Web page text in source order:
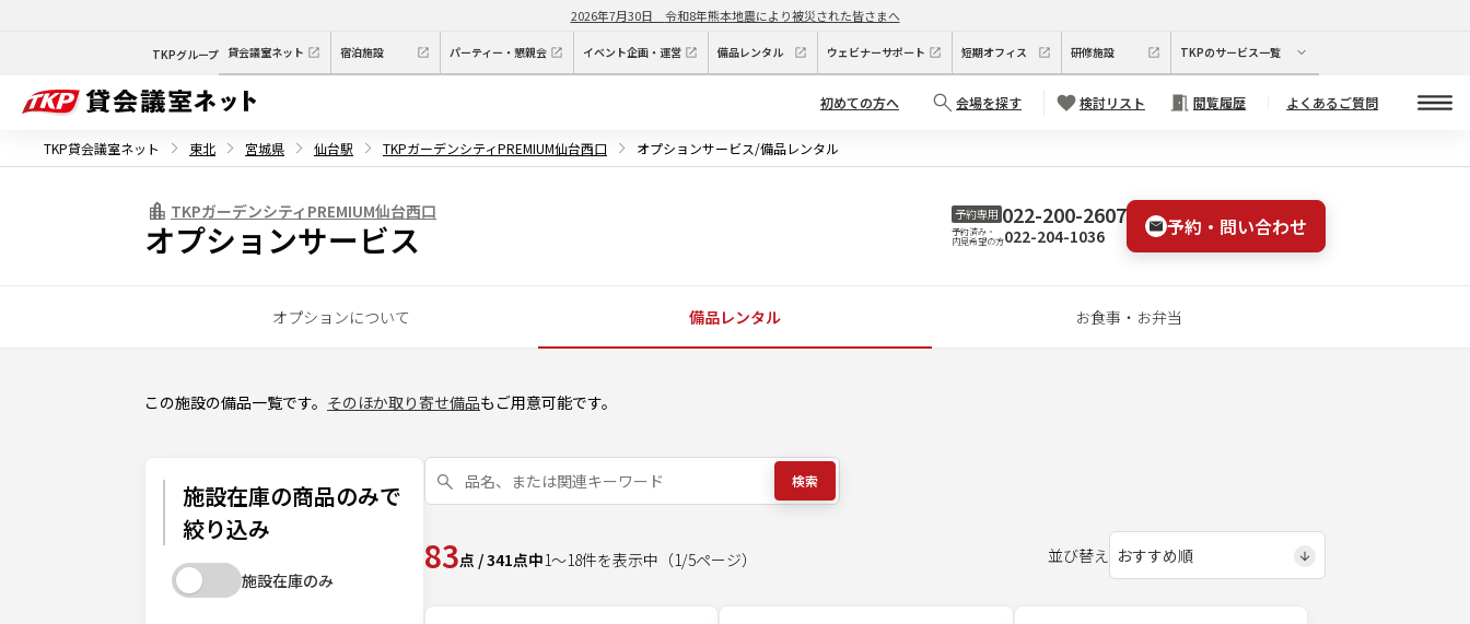
2026年7月30日 令和8年熊本地震により被災された皆さまへ
TKPグループ 貸会議室ネット 宿泊施設 パーティー・懇親会 イベント企画・運営 備品レンタル ウェビナーサポート 短期オフィス 研修施設 TKPのサービス一覧
初めての方へ 会場を探す 検討リスト 閲覧履歴 よくあるご質問
TKP貸会議室ネット 東北 宮城県 仙台駅 TKPガーデンシティPREMIUM仙台西口 オプションサービス/備品レンタル
TKPガーデンシティPREMIUM仙台西口
オプションサービス
予約専用 022-200-2607
予約済み・
内見希望の方022-204-1036 予約・問い合わせ
オプションについて 備品レンタル お食事・お弁当
この施設の備品一覧です。 そのほか取り寄せ備品もご用意可能です。
施設在庫の商品のみで
絞り込み
施設在庫のみ
検索
83点 /341点中1～18件を表示中 （1/5ページ） 並び替え